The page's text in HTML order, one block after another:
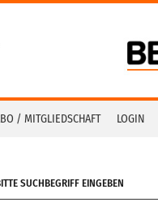
/ MITGLIEDSCHAFT LOGIN